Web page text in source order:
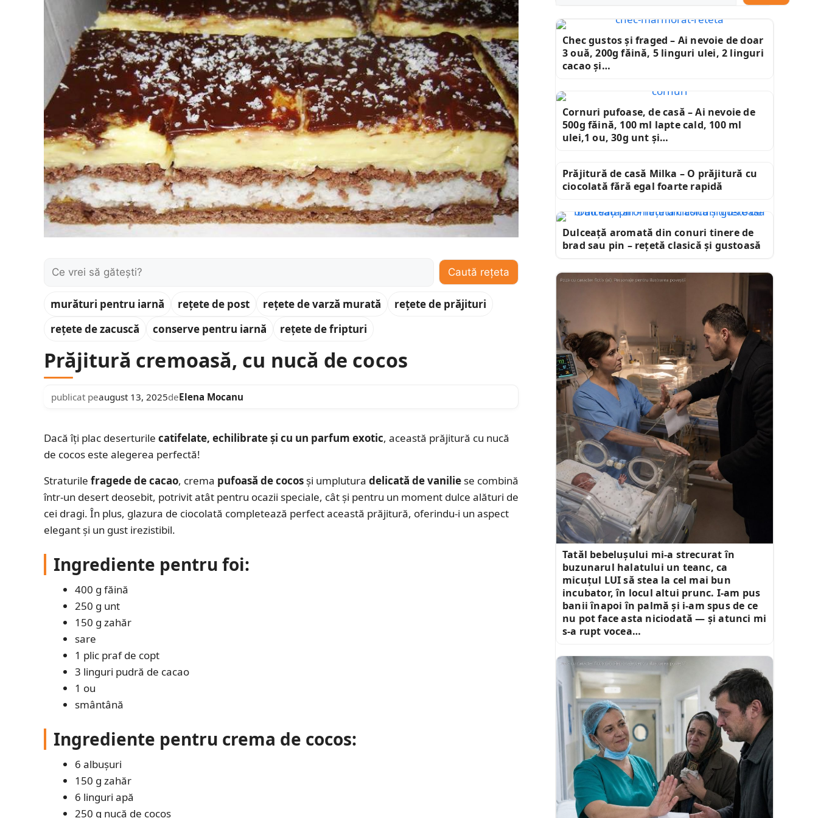
Caută: Caută rețeta
murături pentru iarnă rețete de post rețete de varză murată
rețete de prăjituri
rețete de zacuscă
conserve pentru iarnă rețete de fripturi
Prăjitură cremoasă, cu nucă de cocos
publicat peaugust 13, 2025deElena Mocanu
Dacă îți plac deserturile catifelate, echilibrate și cu un parfum exotic, această prăjitură cu nucă
de cocos este alegerea perfectă!
Straturile fragede de cacao, crema pufoasă de cocosși umplutura delicată de vaniliese combină
într-un desert deosebit, potrivit atât pentru ocazii speciale, cât și pentru un moment dulce alături de
cei dragi. În plus, glazura de ciocolată completează perfect această prăjitură, oferindu-i un aspect
elegant și un gust irezistibil.
Ingrediente pentru foi:
400 g făină
250 g unt
150 g zahăr
sare
1 plic praf de copt
3 linguri pudră de cacao
1 ou
smântână
Ingrediente pentru crema de cocos:
6 albușuri
150 g zahăr
6 linguri apă
250 g nucă de cocos
Chec gustos și fraged – Ai nevoie de doar
3 ouă, 200g făină, 5 linguri ulei, 2 linguri
cacao și…
Cornuri pufoase, de casă – Ai nevoie de
500g făină, 100 ml lapte cald, 100 ml
ulei,1 ou, 30g unt și…
Prăjitură de casă Milka – O prăjitură cu
ciocolată fără egal foarte rapidă
Dulceață aromată din conuri tinere de
brad sau pin – rețetă clasică și gustoasă
Tatăl bebelușului mi-a strecurat în
buzunarul halatului un teanc, ca
micuțul LUI să stea la cel mai bun
incubator, în locul altui prunc. I-am pus
banii înapoi în palmă și i-am spus de ce
nu pot face asta niciodată — și atunci mi
s-a rupt vocea…